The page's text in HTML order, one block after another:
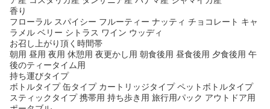
香り
フローラル スパイシー フルーティー ナッティ チョコレート キャ
ラメル ベリー シトラス ワイン ウッディ
お召し上がり頂く時間帯
朝用 昼用 夜用 休憩用 夜更かし用 朝食後用 昼食後用 夕食後用 午
後のティータイム用
持ち運びタイプ
ボトルタイプ 缶タイプ カートリッジタイプ ペットボトルタイプ
スティックタイプ 携帯用 持ち歩き用 旅行用パック アウトドア用